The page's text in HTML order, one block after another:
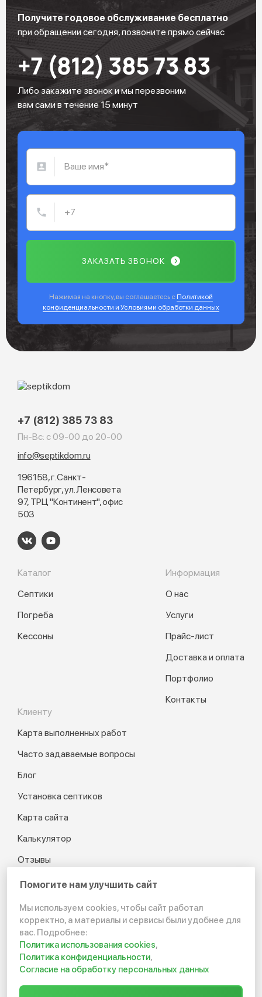
Получите годовое обслуживание бесплатно
при обращении сегодня, позвоните прямо сейчас
+7 (812) 385 73 83
Либо закажите звонок и мы перезвоним
вам сами в течение 15 минут
ЗАКАЗАТЬ ЗВОНОК
Нажимая на кнопку, вы соглашаетесь с Политикой
конфиденциальности и Условиями обработки данных
+7 (812) 385 73 83
Пн-Вс: с 09-00 до 20-00
info@septikdom.ru
196158, г. Санкт-
Петербург, ул. Ленсовета
97, ТРЦ "Континент", офис
503
Каталог
Септики
Погреба
Кессоны
Информация
О нас
Услуги
Прайс-лист
Доставка и оплата
Портфолио
Контакты
Клиенту
Карта выполненных работ
Часто задаваемые вопросы
Блог
Установка септиков
Карта сайта
Калькулятор
Отзывы
© 2012-2026 Канализация
в частном доме и на даче
Политика конфиденциальности
Помогите нам улучшить сайт
Мы используем cookies, чтобы сайт работал
корректно, а материалы и сервисы были удобнее для
вас. Подробнее:
Политика использования cookies,
Политика конфиденциальности,
Согласие на обработку персональных данных